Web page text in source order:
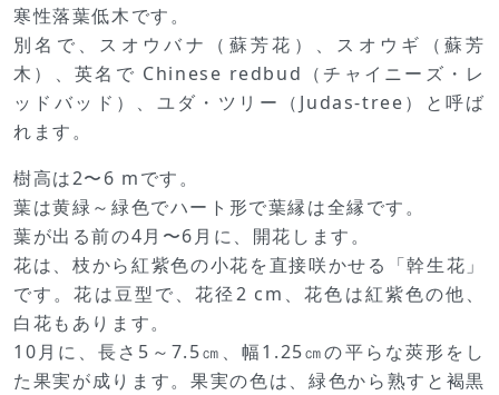
寒性落葉低木です。
別名で、スオウバナ（蘇芳花）、スオウギ（蘇芳
木）、英名で Chinese redbud（チャイニーズ・レ
ッドバッド）、ユダ・ツリー（Judas‐tree）と呼ば
れます。
樹高は2〜6 mです。
葉は黄緑～緑色でハート形で葉縁は全縁です。
葉が出る前の4月〜6月に、開花します。
花は、枝から紅紫色の小花を直接咲かせる「幹生花」
です。花は豆型で、花径2 cm、花色は紅紫色の他、
白花もあります。
10月に、長さ5～7.5㎝、幅1.25㎝の平らな莢形をし
た果実が成ります。果実の色は、緑色から熟すと褐黒